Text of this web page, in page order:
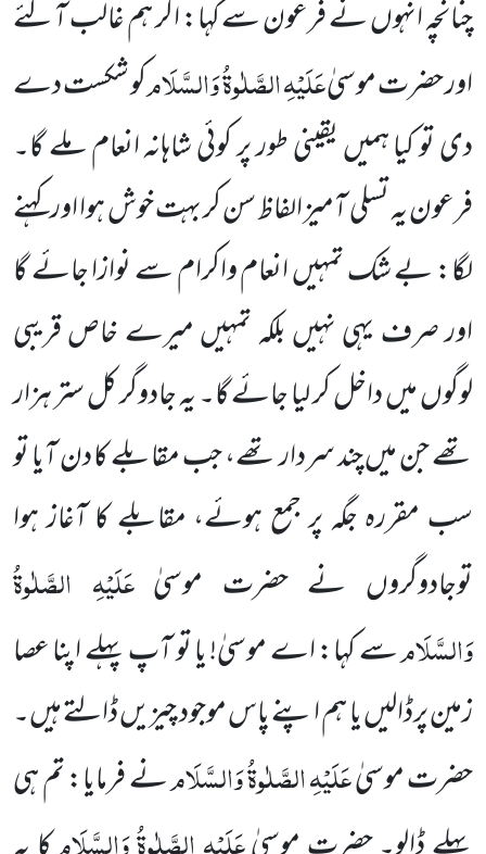
چنانچہ انہوں نے فرعون سے کہا: اگر ہم غالب آگئے
اور حضرت موسیٰعَلَیْہِ الصَّلٰوۃُ وَالسَّلَامکو شکست دے
دی تو کیا ہمیں یقینی طور پر کوئی شاہانہ انعام ملے گا۔
فرعون یہ تسلی آمیز الفاظ سن کر بہت خوش ہوا اور کہنے
لگا: بے شک تمہیں انعام واکرام سے نوازا جائے گا
اور صرف یہی نہیں بلکہ تمہیں میرے خاص قریبی
لوگوں میں داخل کر لیا جائے گا۔ یہ جادوگر کل ستر ہزار
تھے جن میں چند سردار تھے، جب مقابلے کا دن آیا تو
سب مقررہ جگہ پر جمع ہوئے، مقابلے کا آغاز ہوا
توجادوگروں نے حضرت موسیٰعَلَیْہِ الصَّلٰوۃُ
وَالسَّلَامسے کہا: اے موسیٰ!یا تو آپ پہلے اپنا عصا
زمین پرڈالیں یا ہم اپنے پاس موجود چیزیں ڈالتے ہیں۔
حضرت موسیٰعَلَیْہِ الصَّلٰوۃُ وَالسَّلَامنے فرمایا:تم ہی
عَلَیْہِ الصَّلٰوۃُ وَالسَّلَام